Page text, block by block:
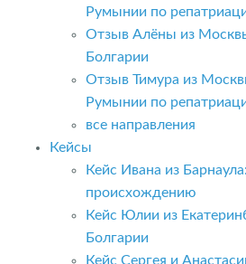
Румынии по
Отзыв Алёны из
Болгарии
Отзыв Тимура из
Румынии по
все направления
Кейсы
Кейс Ивана из
происхождению
Кейс Юлии из
Болгарии
Кейс Сергея и